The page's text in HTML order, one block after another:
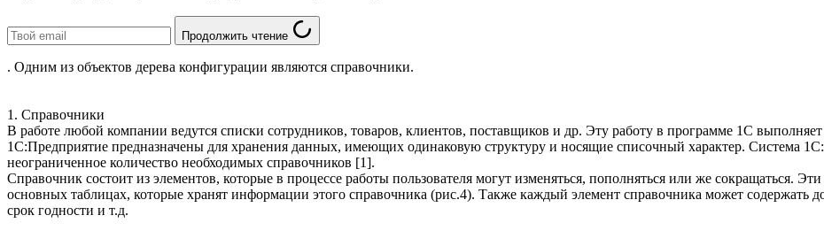
Продолжить чтение
. Одним из объектов дерева конфигурации являются справочники.
1. Справочники
В работе любой компании ведутся списки сотрудников, товаров, клиентов, поставщиков и др. Эту работу в программе 1С
1С:Предприятие предназначены для хранения данных, имеющих одинаковую структуру и носящие списочный характер. Система
неограниченное количество необходимых справочников [1].
Справочник состоит из элементов, которые в процессе работы пользователя могут изменяться, пополняться или же сокращаться.
основных таблицах, которые хранят информации этого справочника (рис.4). Также каждый элемент справочника может
срок годности и т.д.